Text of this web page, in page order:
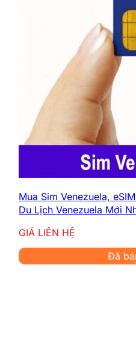
Mua Sim Venezuela,
Du Lịch Venezuela Mới
GIÁ LIÊN HỆ
Đã